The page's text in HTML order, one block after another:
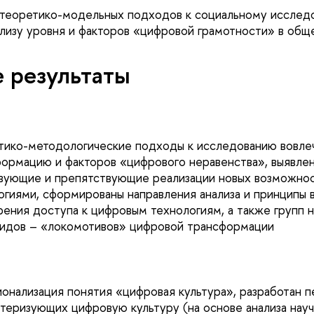
модельных подходов к социальному
уровня и факторов «цифровой грамотности» в
методологические подходы к исследованию
и факторов «цифрового неравенства»,
и препятствующие реализации новых
сформированы направления анализа и принципы
доступа к цифровым технологиям, а также групп
– «локомотивов» цифровой трансформации
понятия «цифровая культура», разработан
цифровую культуру (на основе анализа